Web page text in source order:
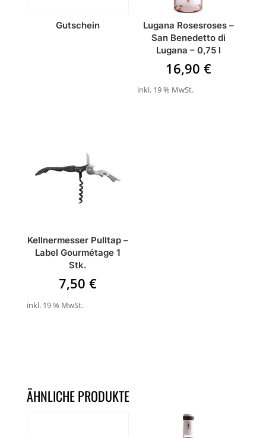
Gutschein
Lugana Rosesroses –
San Benedetto di
Lugana – 0,75 l
16,90 €
inkl. 19 % MwSt.
Kellnermesser Pulltap –
Label Gourmétage 1
Stk.
7,50 €
inkl. 19 % MwSt.
ÄHNLICHE PRODUKTE